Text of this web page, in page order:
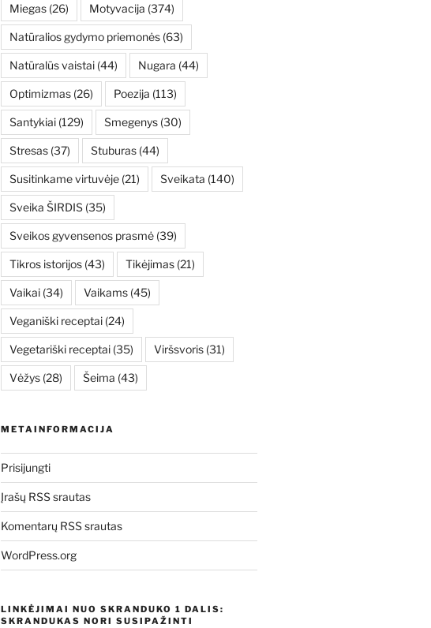
Miegas(26) Motyvacija (374)
Natūralios gydymo priemonės(63)
Natūralūs vaistai(44) Nugara (44)
Optimizmas(26) Poezija (113)
Santykiai(129) Smegenys(30)
Stresas(37) Stuburas(44)
Susitinkame virtuvėje(21) Sveikata (140)
Sveika ŠIRDIS(35)
Sveikos gyvensenos prasmė(39)
Tikros istorijos(43) Tikėjimas(21)
Vaikai(34) Vaikams(45)
Veganiški receptai(24)
Vegetariški receptai(35) Viršsvoris(31)
Vėžys(28) Šeima (43)
METAINFORMACIJA
Prisijungti
Įrašų RSS srautas
Komentarų RSS srautas
WordPress.org
LINKĖJIMAI NUO SKRANDUKO 1 DALIS:
SKRANDUKAS NORI SUSIPAŽINTI